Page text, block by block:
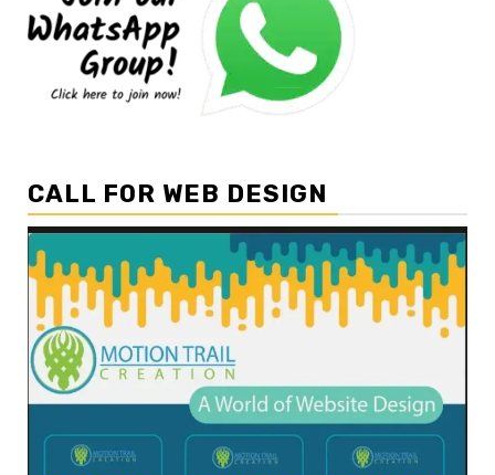
CALL FOR WEB DESIGN